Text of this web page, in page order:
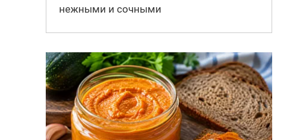
нежными и сочными